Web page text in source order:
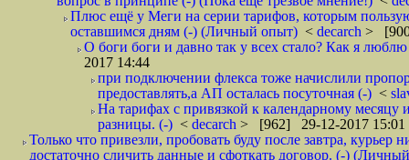
Плюс ещё у Меги на серии тарифов, которым
оставшимся дням (-) (Личный опыт) < decarch >
О боги боги и давно так у всех стало? Как я
2017 14:44
при подключении флекса тоже начислили
предоставлять,а АП осталась посуточная (-) <
На тарифах с привязкой к календарному
разницы. (-) < decarch > [962] 29-12-2017 15:01
Только что привезли, пробовать буду после завтра,
достаточно сличить данные и сфоткать договор. (-)